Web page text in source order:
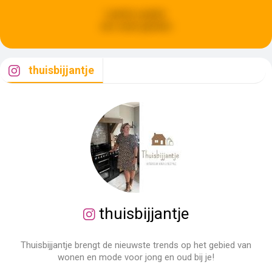
thuisbijjantje
thuisbijjantje
Thuisbijjantje brengt de nieuwste trends op het gebied van
wonen en mode voor jong en oud bij je!